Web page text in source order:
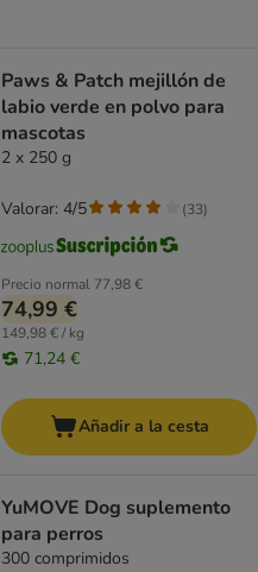
Paws & Patch mejillón de
labio verde en polvo para
mascotas
2 x 250 g
Precio normal 77,98 €
74,99 €
149,98 € / kg
71,24 €
Valorar: 4/5 (33)
Añadir a la cesta
YuMOVE Dog suplemento
para perros
300 comprimidos